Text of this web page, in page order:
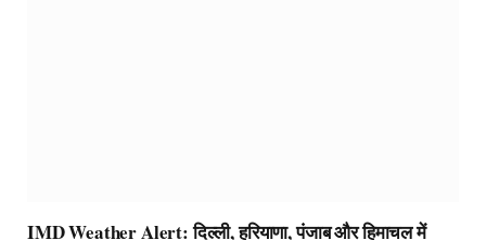
IMD Weather Alert: दिल्ली, हरियाणा, पंजाब और हिमाचल में